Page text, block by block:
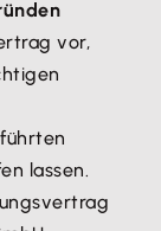
vor,
lassen.